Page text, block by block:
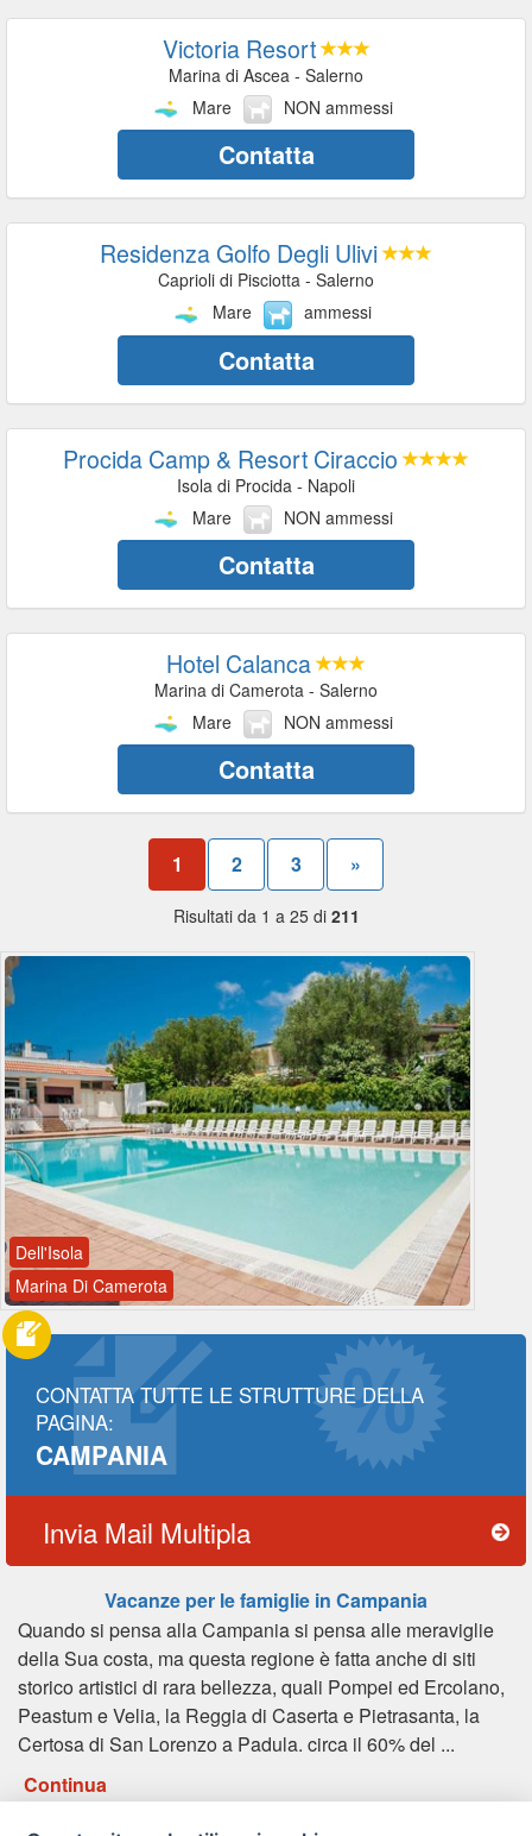
Victoria Resort
Marina di Ascea - Salerno
Mare
NON ammessi
Contatta
Residenza Golfo Degli Ulivi
Caprioli di Pisciotta - Salerno
Mare
ammessi
Contatta
Procida Camp & Resort Ciraccio
Isola di Procida - Napoli
Mare
NON ammessi
Contatta
Hotel Calanca
Marina di Camerota - Salerno
Mare
NON ammessi
Contatta
1 2 3 »
Risultati da 1 a 25 di 211
Dell'Isola
Marina Di Camerota
CONTATTA TUTTE LE STRUTTURE DELLA
PAGINA:
CAMPANIA
Invia Mail Multipla
Vacanze per le famiglie in Campania
Quando si pensa alla Campania si pensa alle meraviglie
della Sua costa, ma questa regione è fatta anche di siti
storico artistici di rara bellezza, quali Pompei ed Ercolano,
Peastum e Velia, la Reggia di Caserta e Pietrasanta, la
Certosa di San Lorenzo a Padula. circa il 60% del ...
Continua